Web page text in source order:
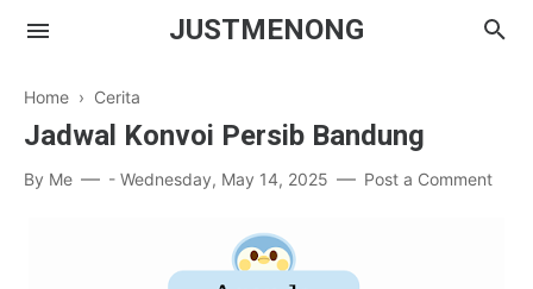
JUSTMENONG
Menong
Home › Cerita
Jadwal Konvoi Persib Bandung
By Me - Wednesday, May 14, 2025 Post a Comment